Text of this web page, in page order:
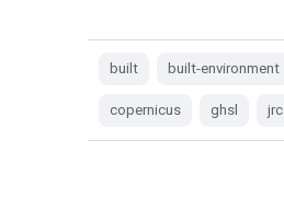
built built-environment
copernicus ghsl jrc